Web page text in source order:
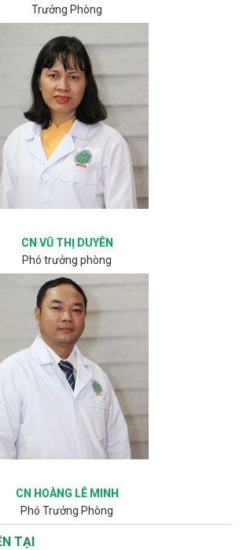
Trưởng Phòng
CN VŨ THỊ DUYÊN
Phó trưởng phòng
CN HOÀNG LÊ MINH
Phó Trưởng Phòng
TẠI